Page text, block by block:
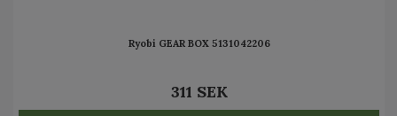
Ryobi GEAR BOX 5131042206
311 SEK